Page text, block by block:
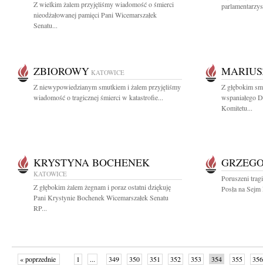
Z wielkim żalem przyjęliśmy wiadomość o śmierci
nieodżałowanej pamięci Pani Wicemarszałek
Senatu...
ZBIOROWY KATOWICE
Z niewypowiedzianym smutkiem i żalem przyjęliśmy
wiadomość o tragicznej śmierci w katastrofie...
Z głębokim
wspaniałego
Komitetu...
KRYSTYNA BOCHENEK
KATOWICE
Z głębokim żalem żegnam i poraz ostatni dziękuję
Pani Krystynie Bochenek Wicemarszałek Senatu
RP...
Poruszeni
Posła na
« poprzednie 1 ... 349 350 351 352 353 354 355
356